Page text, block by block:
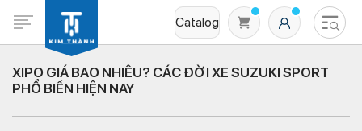
Catalog
XIPO GIÁ BAO NHIÊU? CÁC ĐỜI XE SUZUKI SPORT
PHỔ BIẾN HIỆN NAY